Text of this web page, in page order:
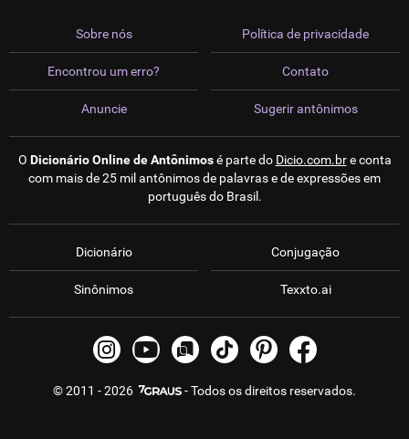
Sobre nós
Encontrou um erro?
Anuncie
Política de privacidade
Contato
Sugerir antônimos
O Dicionário Online de Antônimosé parte do Dicio.com.bre conta
com mais de 25 mil antônimos de palavras e de expressões em
português do Brasil.
Dicionário
Sinônimos
Conjugação
Texxto.ai
© 2011 - 2026 - Todos os direitos reservados.